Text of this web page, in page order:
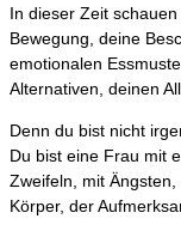
In dieser Zeit
Bewegung, deine
emotionalen
Alternativen, deinen
Denn du bist nicht
Du bist eine Frau mit
Zweifeln, mit
Körper, der